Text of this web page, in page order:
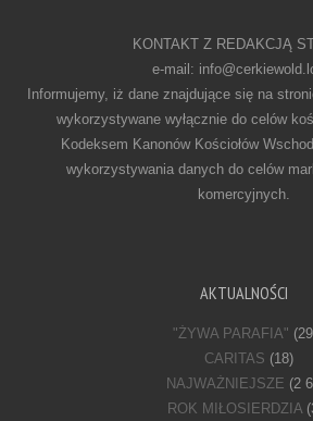
KONTAKT Z REDAKCJĄ
e-mail:
Informujemy, iż dane znajdujące się na
wykorzystywane wyłącznie do celów
Kodeksem Kanonów Kościołów
wykorzystywania danych do celów
komercyjnych.
AKTUALNOŚCI
"ŻYWA PARAFIA"
CARITAS (18)
NAJWAŻNIEJSZE (2
ROK MIŁOSIERDZIA